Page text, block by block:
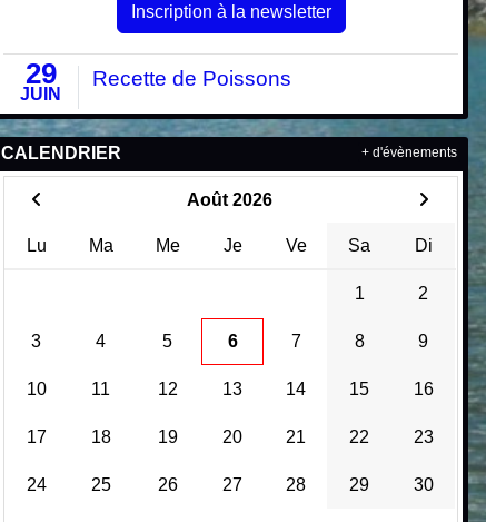
Inscription à la newsletter
29
JUIN
Recette de Poissons
CALENDRIER
Août 2026
Lu Ma Me Je Ve Sa Di
1 2
3 4 5 6 7 8 9
10 11 12 13 14 15 16
17 18 19 20 21 22 23
24 25 26 27 28 29 30
+ d'évènements